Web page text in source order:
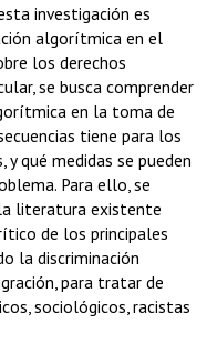
investigación es
algorítmica en el
los derechos
se busca comprender
en la toma de
tiene para los
qué medidas se pueden
Para ello, se
literatura existente
de los principales
la discriminación
para tratar de
sociológicos, racistas